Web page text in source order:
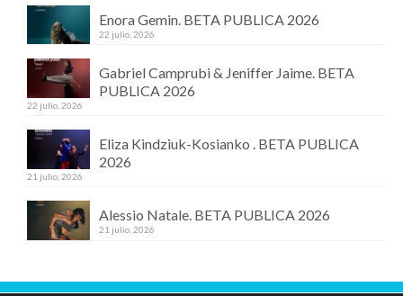
Enora Gemin. BETA PUBLICA 2026
22 julio, 2026
Gabriel Camprubi & Jeniffer Jaime. BETA
PUBLICA 2026
22 julio, 2026
Eliza Kindziuk-Kosianko . BETA PUBLICA
2026
21 julio, 2026
Alessio Natale. BETA PUBLICA 2026
21 julio, 2026